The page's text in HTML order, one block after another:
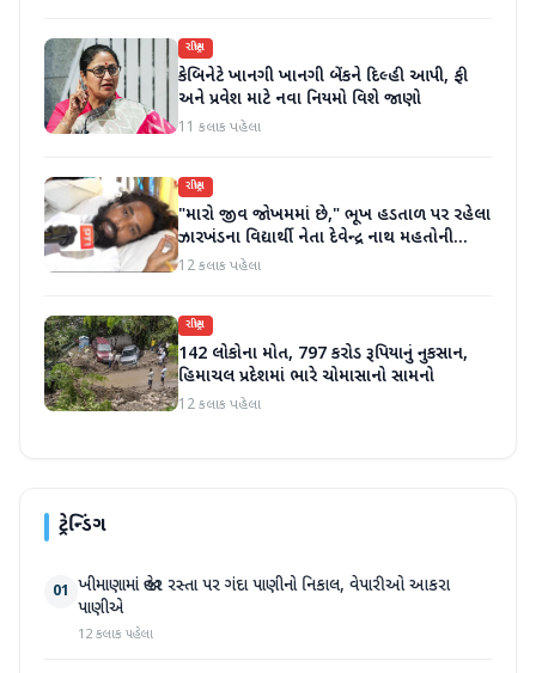
રાષ્ટ્રીય
કેબિનેટે ખાનગી ખાનગી બેંકને દિલ્હી આપી, ફી
અને પ્રવેશ માટે નવા નિયમો વિશે જાણો
11 કલાક પહેલા
રાષ્ટ્રીય
"મારો જીવ જોખમમાં છે," ભૂખ હડતાળ પર રહેલા
ઝારખંડના વિદ્યાર્થી નેતા દેવેન્દ્ર નાથ મહતોની
તબિયત ખરાબ
12 કલાક પહેલા
રાષ્ટ્રીય
142 લોકોના મોત, 797 કરોડ રૂપિયાનું નુકસાન,
હિમાચલ પ્રદેશમાં ભારે ચોમાસાનો સામનો
12 કલાક પહેલા
ટ્રેન્ડિંગ
01 ખીમાણામાં જાહેર રસ્તા પર ગંદા પાણીનો નિકાલ, વેપારીઓ આકરા
પાણીએ
12 કલાક પહેલા